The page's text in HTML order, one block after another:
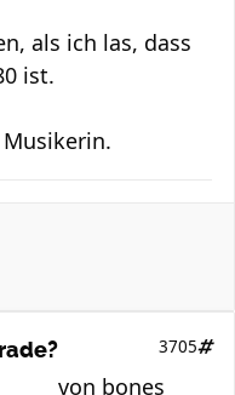
als ich las, dass
ist.
3705
von bones